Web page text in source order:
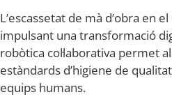
L’escassetat de mà d’obra en
impulsant una transformació
robòtica col·laborativa permet
estàndards d’higiene de
equips humans.